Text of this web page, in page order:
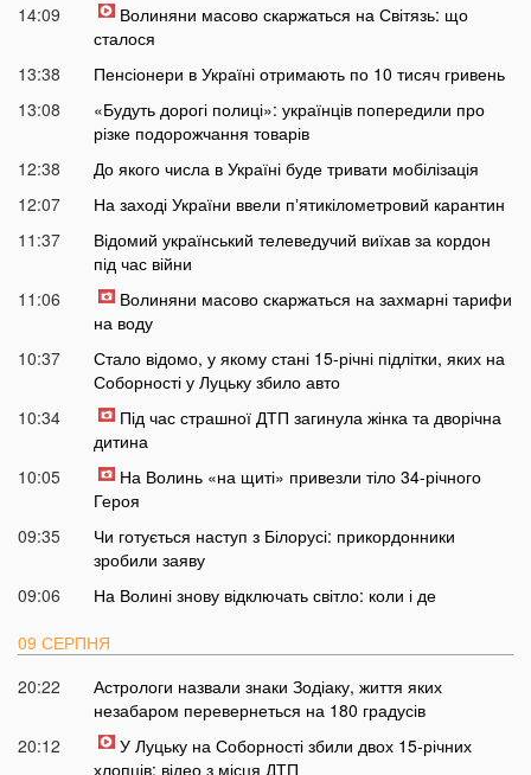
14:09
Волиняни масово скаржаться на Світязь: що
сталося
13:38
Пенсіонери в Україні отримають по 10 тисяч гривень
13:08
«Будуть дорогі полиці»: українців попередили про
різке подорожчання товарів
12:38
До якого числа в Україні буде тривати мобілізація
12:07
На заході України ввели пʼятикілометровий карантин
11:37
Відомий український телеведучий виїхав за кордон
під час війни
11:06
Волиняни масово скаржаться на захмарні тарифи
на воду
10:37
Стало відомо, у якому стані 15-річні підлітки, яких на
Соборності у Луцьку збило авто
10:34
Під час страшної ДТП загинула жінка та дворічна
дитина
10:05
На Волинь «на щиті» привезли тіло 34-річного
Героя
09:35
Чи готується наступ з Білорусі: прикордонники
зробили заяву
09:06
На Волині знову відключать світло: коли і де
09 СЕРПНЯ
20:22
Астрологи назвали знаки Зодіаку, життя яких
незабаром перевернеться на 180 градусів
20:12
У Луцьку на Соборності збили двох 15-річних
хлопців: відео з місця ДТП